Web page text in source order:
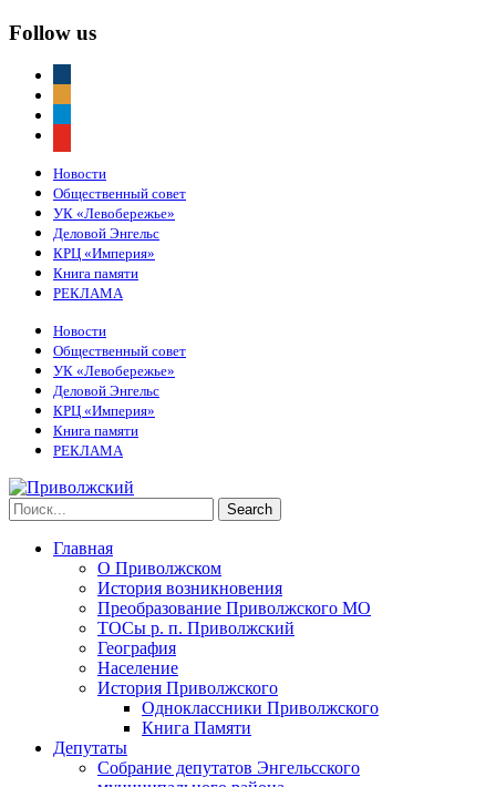
Follow us
Новости
Общественный совет
УК «Левобережье»
Деловой Энгельс
КРЦ «Империя»
Книга памяти
РЕКЛАМА
Новости
Общественный совет
УК «Левобережье»
Деловой Энгельс
КРЦ «Империя»
Книга памяти
РЕКЛАМА
Главная
О Приволжском
История возникновения
Преобразование Приволжского МО
ТОСы р. п. Приволжский
География
Население
История Приволжского
Одноклассники Приволжского
Книга Памяти
Депутаты
Собрание депутатов Энгельсского